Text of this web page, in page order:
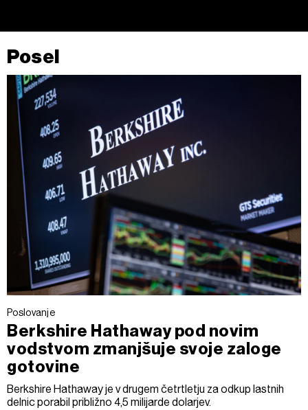
Posel
Poslovanje
Berkshire Hathaway pod novim
vodstvom zmanjšuje svoje zaloge
gotovine
Berkshire Hathaway je v drugem četrtletju za odkup lastnih
delnic porabil približno 4,5 milijarde dolarjev.